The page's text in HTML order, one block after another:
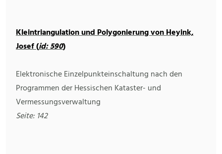
Kleintriangulation und Polygonierung von Heyink,
Josef (id: 590)
Elektronische Einzelpunkteinschaltung nach den
Programmen der Hessischen Kataster- und
Vermessungsverwaltung
Seite: 142